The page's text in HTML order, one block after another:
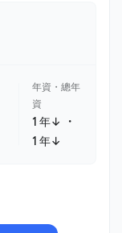
年資・總年
資
1 年↓ ・
1 年↓